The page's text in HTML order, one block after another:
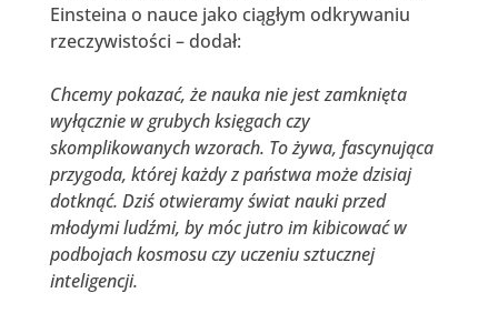
Einsteina o nauce jako ciągłym odkrywaniu
rzeczywistości – dodał:
Chcemy pokazać, że nauka nie jest zamknięta
wyłącznie w grubych księgach czy
skomplikowanych wzorach. To żywa, fascynująca
przygoda, której każdy z państwa może dzisiaj
dotknąć. Dziś otwieramy świat nauki przed
młodymi ludźmi, by móc jutro im kibicować w
podbojach kosmosu czy uczeniu sztucznej
inteligencji.